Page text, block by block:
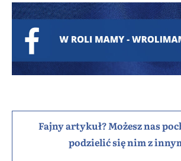
Fajny artykuł? Możesz nas
podzielić się nim z